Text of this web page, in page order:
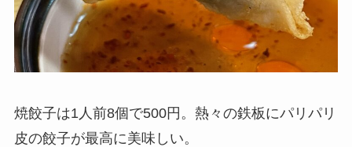
焼餃子は1人前8個で500円。熱々の鉄板にパリパリ
皮の餃子が最高に美味しい。